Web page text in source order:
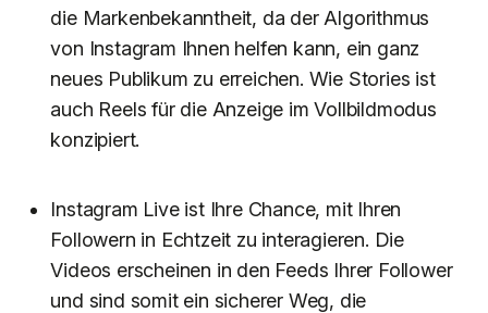
die Markenbekanntheit, da der Algorithmus
von Instagram Ihnen helfen kann, ein ganz
neues Publikum zu erreichen. Wie Stories ist
auch Reels für die Anzeige im Vollbildmodus
konzipiert.
Instagram Live ist Ihre Chance, mit Ihren
Followern in Echtzeit zu interagieren. Die
Videos erscheinen in den Feeds Ihrer Follower
und sind somit ein sicherer Weg, die